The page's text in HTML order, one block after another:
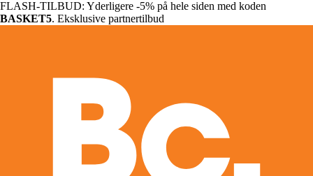
FLASH-TILBUD: Yderligere -5% på hele siden med koden
BASKET5. Eksklusive partnertilbud